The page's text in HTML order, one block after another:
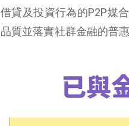
借貸及投資行為的P2P媒
品質並落實社群金融的普惠